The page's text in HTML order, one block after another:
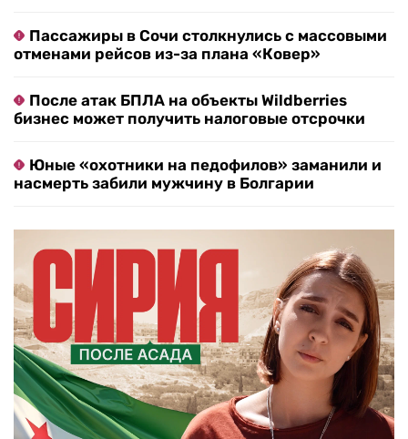
Пассажиры в Сочи столкнулись с массовыми
отменами рейсов из-за плана «Ковер»
После атак БПЛА на объекты Wildberries
бизнес может получить налоговые отсрочки
Юные «охотники на педофилов» заманили и
насмерть забили мужчину в Болгарии